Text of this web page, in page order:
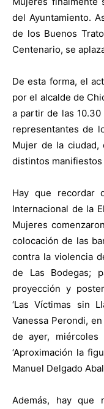
del Ayuntamiento.
de los Buenos
Centenario, se
De esta forma, el
por el alcalde de
a partir de las
representantes de
Mujer de la ciudad,
distintos
Hay que recordar
Internacional de la
Mujeres
colocación de las
contra la violencia
de Las Bodegas;
proyección y
‘Las Víctimas sin
Vanessa Perondi,
de ayer,
‘Aproximación la
Manuel Delgado
Además, hay que